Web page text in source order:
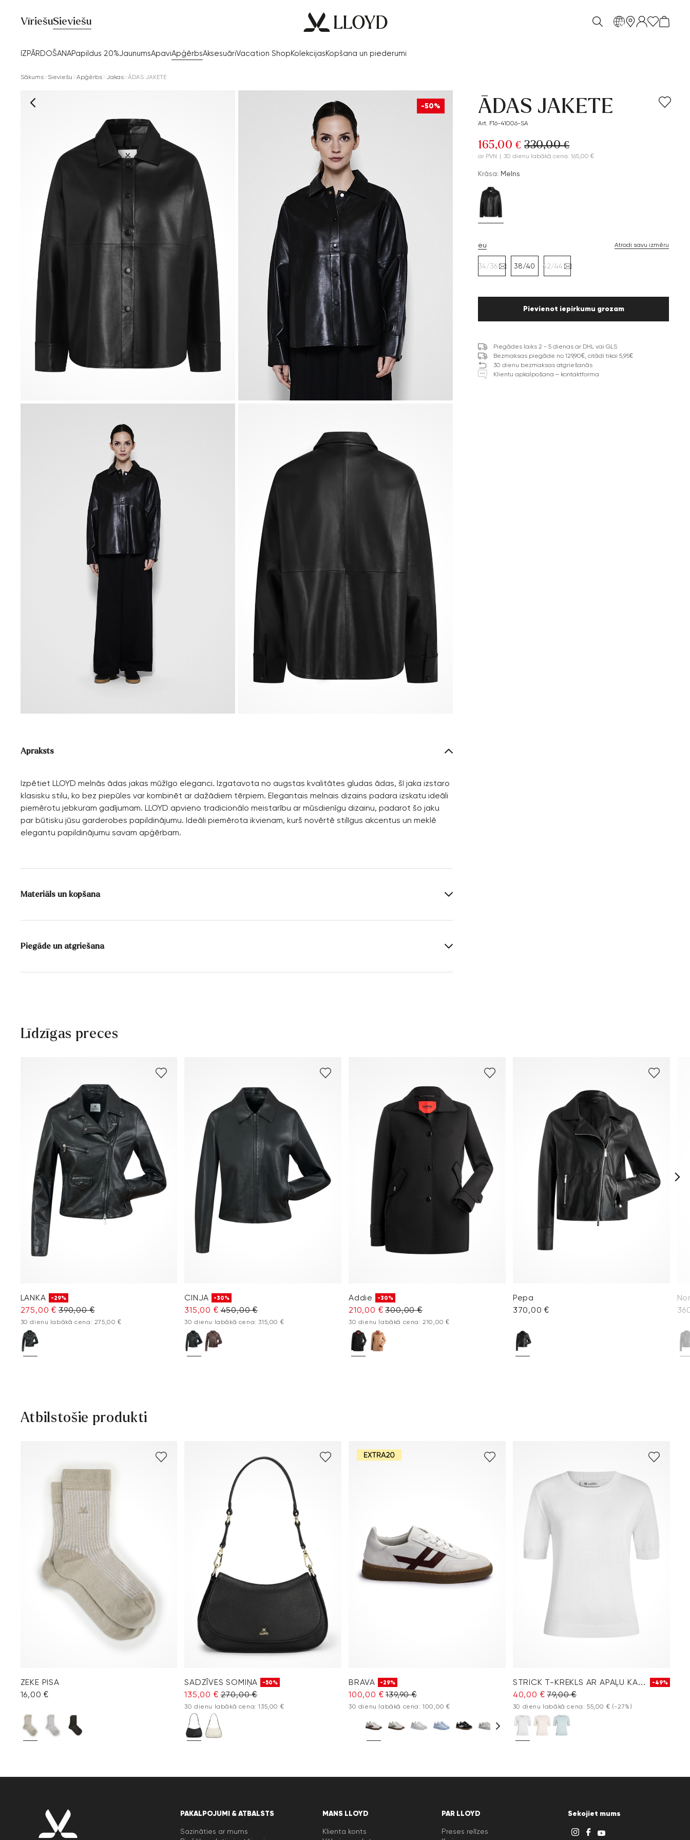
VīriešuSieviešu
IZPĀRDOŠANAPapildus 20%JaunumsApaviApģērbsAksesuāriVacation ShopKolekcijasKopšana un piederumi
lv
Sākums Sieviešu Apģērbs Jakas ĀDAS JAKETE
-50%
Apraksts
Izpētiet LLOYD melnās ādas jakas mūžīgo eleganci. Izgatavota no augstas kvalitātes gludas ādas, šī jaka izstaro
klasisku stilu, ko bez piepūles var kombinēt ar dažādiem tērpiem. Elegantais melnais dizains padara izskatu ideāli
piemērotu jebkuram gadījumam. LLOYD apvieno tradicionālo meistarību ar mūsdienīgu dizainu, padarot šo jaku
par būtisku jūsu garderobes papildinājumu. Ideāli piemērota ikvienam, kurš novērtē stilīgus akcentus un meklē
elegantu papildinājumu savam apģērbam.
Materiāls un kopšana
Virsmas materiāls: Gluda āda
Piegāde un atgriešana
Piegādes laiks 2 - 5 dienas ar DHL vai GLS
Papildu informāciju par šo tēmu vari atrast sadaļā
ĀDAS JAKETE
Art. F16-41006-SA
165,00 € 330,00 €
ar PVN | 30 dienu labākā cena: 165,00 €
Krāsa: Melns
eu Atrodi savu izmēru
34/36 38/40 42/44
Pievienot iepirkumu grozam
Piegādes laiks 2 - 5 dienas ar DHL vai GLS
Bezmaksas piegāde no 129,90€, citādi tikai 5,95€
30 dienu bezmaksas atgriešanās
Klientu apkalpošana – kontaktforma
Līdzīgas preces
LANKA -29%
275,00 € 390,00 €
30 dienu labākā cena: 275,00 €
CINJA -30%
315,00 € 450,00 €
30 dienu labākā cena: 315,00 €
Addie -30%
210,00 € 300,00 €
30 dienu labākā cena: 210,00 €
Pepa
370,00 €
Atbilstošie produkti
ZEKE PISA
16,00 €
SADZĪVES SOMIŅA -50%
135,00 € 270,00 €
30 dienu labākā cena: 135,00 €
BRAVA -29%
100,00 € 139,90 €
30 dienu labākā cena: 100,00 €
STRICK T-KREKLS AR APAĻU KAKLU -49%
40,00 € 79,00 €
30 dienu labākā cena: 55,00 € (-27%)
PAKALPOJUMI & ATBALSTS
Sazināties ar mums
MANS LLOYD
Klienta konts
PAR LLOYD
Preses relīzes
Sekojiet mums